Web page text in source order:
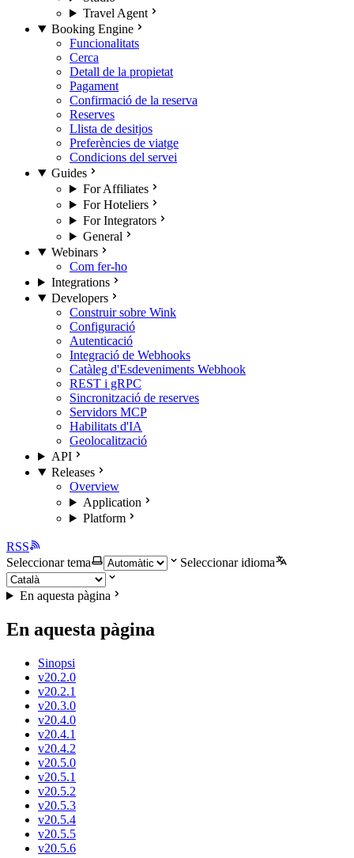
Travel Agent
Booking Engine
Funcionalitats
Cerca
Detall de la propietat
Pagament
Confirmació de la reserva
Reserves
Llista de desitjos
Preferències de viatge
Condicions del servei
Guides
For Affiliates
For Hoteliers
For Integrators
General
Webinars
Com fer-ho
Integrations
Developers
Construir sobre Wink
Configuració
Autenticació
Integració de Webhooks
Catàleg d'Esdeveniments Webhook
REST i gRPC
Sincronització de reserves
Servidors MCP
Habilitats d'IA
Geolocalització
API
Releases
Overview
Application
Platform
RSS
Seleccionar tema
Seleccionar idioma
En aquesta pàgina
En aquesta pàgina
Sinopsi
v20.2.0
v20.2.1
v20.3.0
v20.4.0
v20.4.1
v20.4.2
v20.5.0
v20.5.1
v20.5.2
v20.5.3
v20.5.4
v20.5.5
v20.5.6